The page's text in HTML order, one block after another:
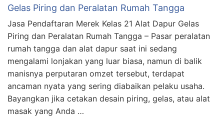
Gelas Piring dan Peralatan Rumah Tangga
Jasa Pendaftaran Merek Kelas 21 Alat Dapur Gelas
Piring dan Peralatan Rumah Tangga – Pasar peralatan
rumah tangga dan alat dapur saat ini sedang
mengalami lonjakan yang luar biasa, namun di balik
manisnya perputaran omzet tersebut, terdapat
ancaman nyata yang sering diabaikan pelaku usaha.
Bayangkan jika cetakan desain piring, gelas, atau alat
masak yang Anda …